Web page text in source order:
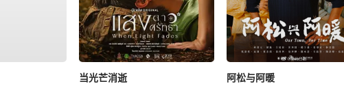
当光芒消逝
阿松与阿暖